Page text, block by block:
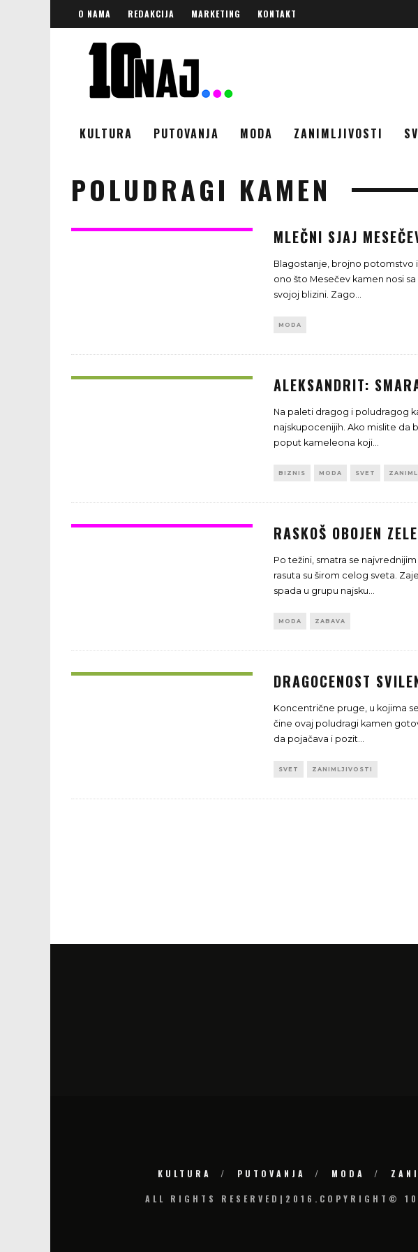
O NAMA REDAKCIJA MARKETING KONTAKT
KULTURA PUTOVANJA MODA ZANIMLJIVOSTI
POLUDRAGI KAMEN
MLEČNI SJAJ
Blagostanje, brojno potomstvo
ono što Mesečev kamen nosi
svojoj blizini. Zago...
MODA
ALEKSANDRIT:
Na paleti dragog i poludragog
najskupocenijih. Ako mislite da
poput kameleona koji...
BIZNIS MODA SVET
RASKOŠ OBOJEN
Po težini, smatra se
rasuta su širom celog sveta.
spada u grupu najsku...
MODA ZABAVA
DRAGOCENOST
Koncentrične pruge, u kojima
čine ovaj poludragi kamen
da pojačava i pozit...
SVET ZANIMLJIVOSTI
DIV ZLATNOG SRCA
KULTURA PUTOVANJA MODA
ALL RIGHTS RESERVED|2016.COPYRIGHT©